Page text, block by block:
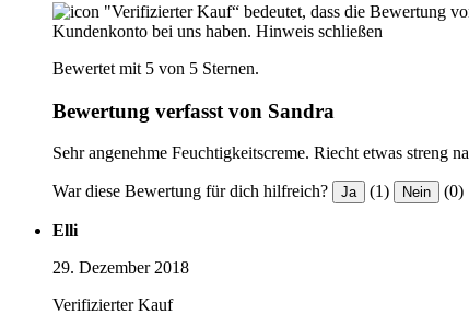
"Verifizierter Kauf“ bedeutet, dass die Bewertung
Kundenkonto bei uns haben. Hinweis schließen
Bewertet mit 5 von 5 Sternen.
Bewertung verfasst von Sandra
Sehr angenehme Feuchtigkeitscreme. Riecht etwas streng
War diese Bewertung für dich hilfreich? Ja (1) Nein (0)
Elli
29. Dezember 2018
Verifizierter Kauf